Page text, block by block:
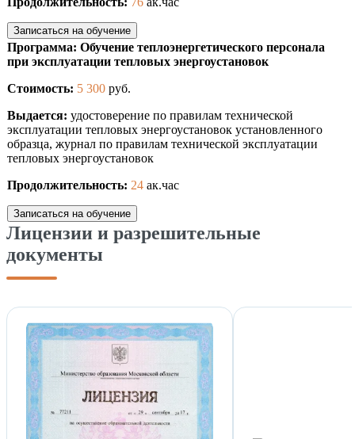
Записаться на обучение
Программа: Обучение теплоэнергетического персонала
при эксплуатации тепловых энергоустановок
Стоимость: 5 300 руб.
Выдается: удостоверение по правилам технической
эксплуатации тепловых энергоустановок установленного
образца, журнал по правилам технической эксплуатации
тепловых энергоустановок
Продолжительность: 24 ак.час
Записаться на обучение
Лицензии и разрешительные
документы